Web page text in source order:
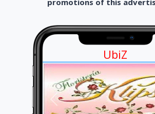
promotions of this
UbiZ